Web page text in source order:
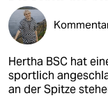
Hertha BSC hat
sportlich
an der Spitze